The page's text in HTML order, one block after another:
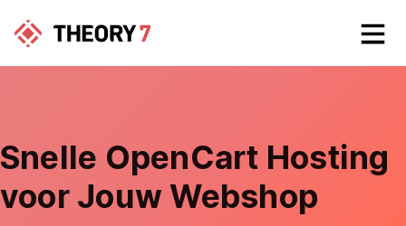
Snelle OpenCart Hosting
voor Jouw Webshop